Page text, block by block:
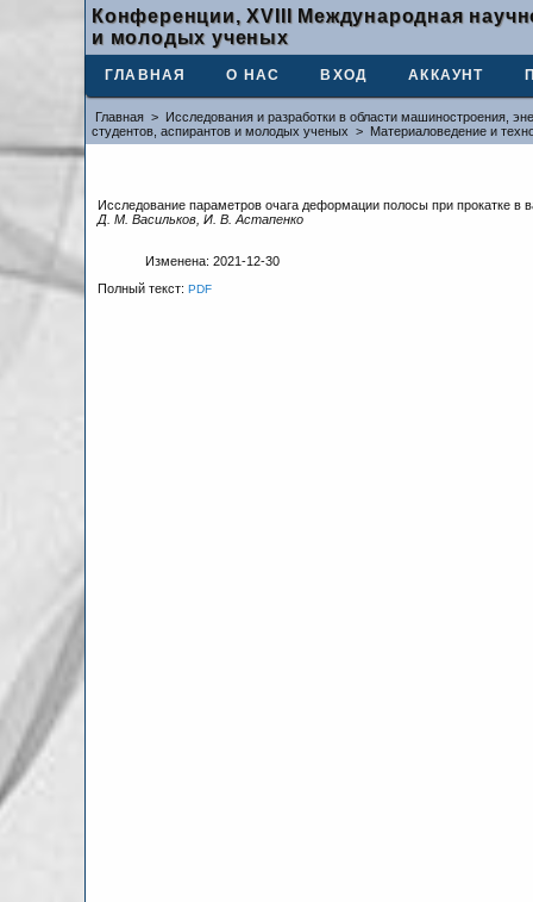
Конференции, XVIII Международная
и молодых ученых
ГЛАВНАЯ О НАС ВХОД АККАУНТ
Главная > Исследования и разработки в области машиностроения,
студентов, аспирантов и молодых ученых > Материаловедение и
Исследование параметров очага деформации полосы при прокатке
Д. М. Васильков, И. В. Астапенко
Изменена: 2021-12-30
Полный текст:PDF